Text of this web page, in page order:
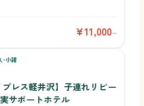
¥11,000〜
･小諸
プレス軽井沢】子連れリピー
サポートホテル